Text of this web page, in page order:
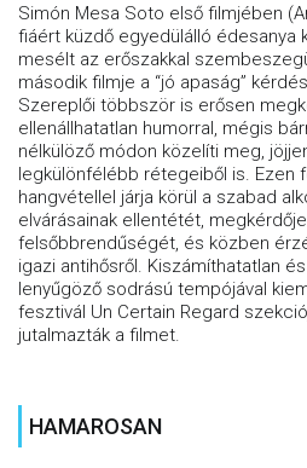
Simón Mesa Soto első filmjében
fiáért küzdő egyedülálló édesanya
mesélt az erőszakkal
második filmje a “jó apaság”
Szereplői többször is erősen
ellenállhatatlan humorral, mégis
nélkülöző módon közelíti meg,
legkülönfélébb rétegeiből is. Ezen
hangvétellel járja körül a szabad
elvárásainak ellentétét,
felsőbbrendűségét, és közben
igazi antihősről. Kiszámíthatatlan
lenyűgöző sodrású tempójával
fesztivál Un Certain Regard
jutalmazták a filmet.
HAMAROSAN